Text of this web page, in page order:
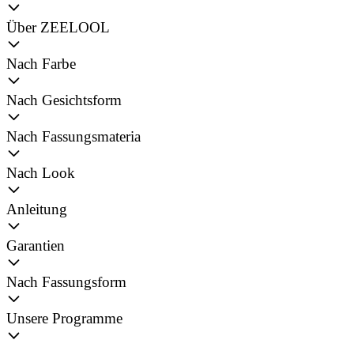
Über ZEELOOL
Nach Farbe
Nach Gesichtsform
Nach Fassungsmateria
Nach Look
Anleitung
Garantien
Nach Fassungsform
Unsere Programme